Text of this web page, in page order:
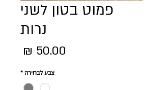
פמוט בטון לשני
נרות
צבע לבחירה *